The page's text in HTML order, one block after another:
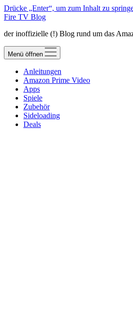
Drücke „Enter“, um zum Inhalt zu
Fire TV Blog
der inoffizielle (!) Blog rund um das
Menü öffnen
Anleitungen
Amazon Prime Video
Apps
Spiele
Zubehör
Sideloading
Deals